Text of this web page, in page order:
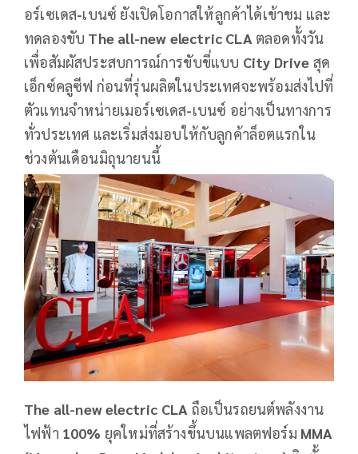
อร์เซเดส-เบนซ์ ยังเปิดโอกาสให้ลูกค้าได้เข้าชม และ
ทดลองขับ The all-new electric CLA ตลอดทั้งวัน
เพื่อสัมผัสประสบการณ์การขับขี่แบบ City Drive สุด
เอ็กซ์คลูซีฟ ก่อนที่รุ่นผลิตในประเทศจะพร้อมส่งไปที่
ตัวแทนจำหน่ายเมอร์เซเดส-เบนซ์ อย่างเป็นทางการ
ทั่วประเทศ และเริ่มส่งมอบให้กับลูกค้าล็อตแรกใน
ช่วงต้นเดือนมิถุนายนนี้
The all-new electric CLA ถือเป็นรถยนต์พลังงาน
ไฟฟ้า 100% ยุคใหม่ที่สร้างขึ้นบนแพลตฟอร์ม MMA